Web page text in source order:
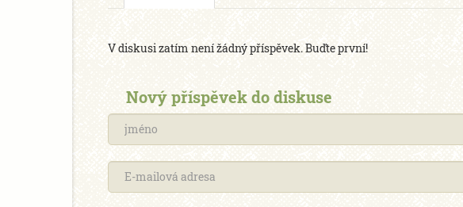
V diskusi zatím není žádný příspěvek. Buďte první!
Nový příspěvek do diskuse